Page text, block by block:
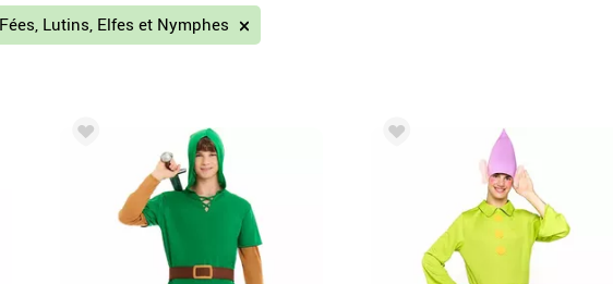
Fées, Lutins, Elfes et Nymphes